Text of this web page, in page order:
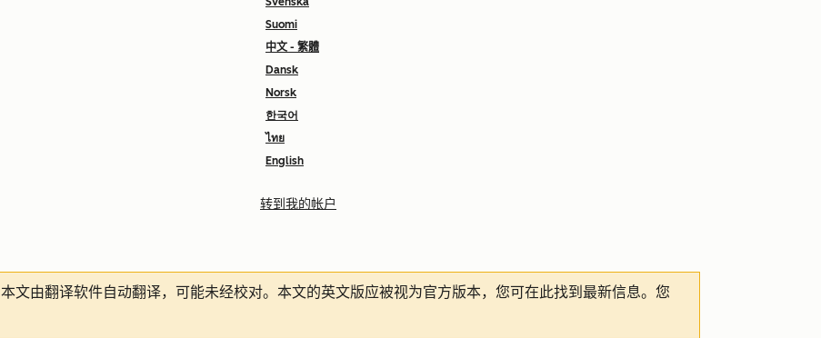
Suomi
中文 - 繁體
Dansk
Norsk
한국어
ไทย
English
转到我的帐户
本文由翻译软件自动翻译，可能未经校对。本文的英文版应被视为官方版本，您可在此找到最新信息。您